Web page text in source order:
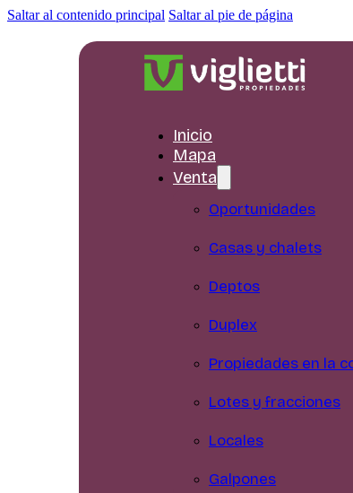
Saltar al contenido principal Saltar al pie de página
Inicio
Mapa
Venta
Oportunidades
Casas y chalets
Deptos
Duplex
Propiedades en la
Lotes y fracciones
Locales
Galpones